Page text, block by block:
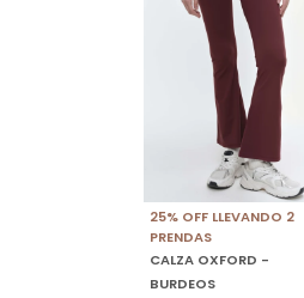
SELECCIONAR TALLE
25% OFF LLEVANDO 2
PRENDAS
CALZA OXFORD -
BURDEOS